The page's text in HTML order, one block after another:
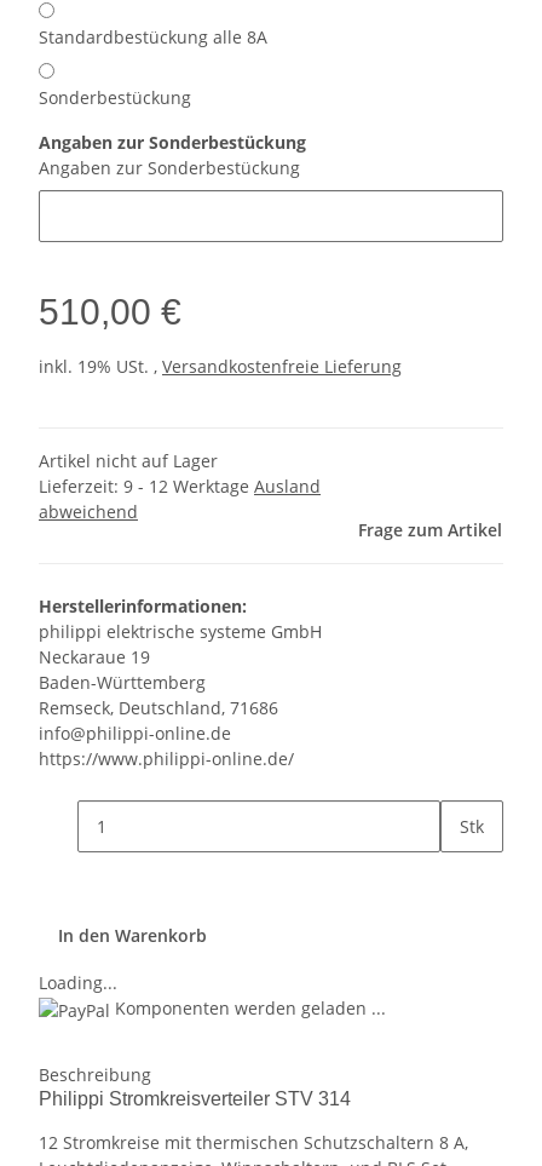
Standardbestückung alle 8A
Sonderbestückung
Angaben zur Sonderbestückung
Angaben zur Sonderbestückung
510,00 €
inkl. 19% USt. , Versandkostenfreie Lieferung
Artikel nicht auf Lager
Lieferzeit: 9 - 12 Werktage Ausland
abweichend
Frage zum Artikel
Herstellerinformationen:
philippi elektrische systeme GmbH
Neckaraue 19
Baden-Württemberg
Remseck, Deutschland, 71686
info@philippi-online.de
https://www.philippi-online.de/
Stk
In den Warenkorb
Loading...
Komponenten werden geladen ...
Beschreibung
Philippi Stromkreisverteiler STV 314
12 Stromkreise mit thermischen Schutzschaltern 8 A,